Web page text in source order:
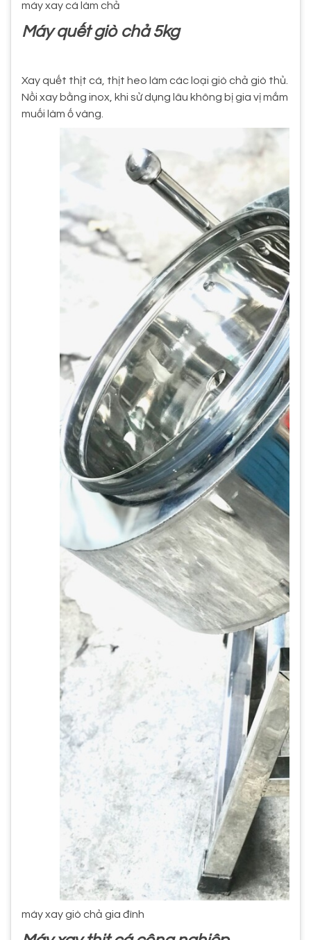
máy xay cá làm chả
Máy quết giò chả 5kg
Xay quết thịt cá, thịt heo làm các loại giò chả giò thủ.
Nồi xay bằng inox, khi sử dụng lâu không bị gia vị mắm
muối làm ố vàng.
máy xay giò chả gia đình